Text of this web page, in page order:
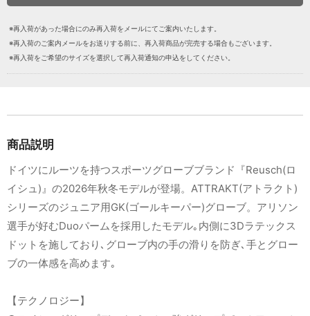
※再入荷があった場合にのみ再入荷をメールにてご案内いたします。
※再入荷のご案内メールをお送りする前に、再入荷商品が完売する場合もございます。
※再入荷をご希望のサイズを選択して再入荷通知の申込をしてください。
商品説明
ドイツにルーツを持つスポーツグローブブランド『Reusch(ロ
イシュ)』の2026年秋冬モデルが登場。ATTRAKT(アトラクト)
シリーズのジュニア用GK(ゴールキーパー)グローブ。アリソン
選手が好むDuoパームを採用したモデル｡内側に3Dラテックス
ドットを施しており､グローブ内の手の滑りを防ぎ､手とグロー
ブの一体感を高めます｡
【テクノロジー】